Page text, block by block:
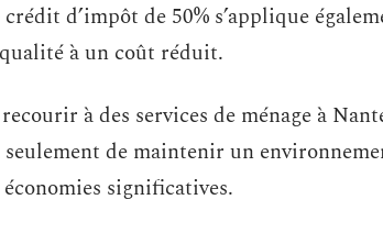
d’impôt de 50% s’applique
à un coût réduit.
à des services de ménage à
de maintenir un
significatives.